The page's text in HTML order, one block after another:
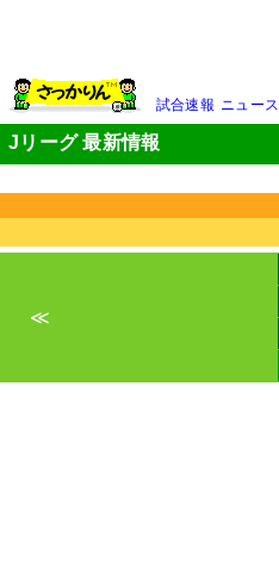
試合速報 ニュース
Jリーグ 最新情報
≪